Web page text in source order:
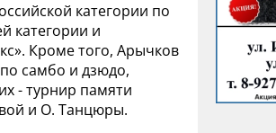
категории по
категории и
Кроме того, Арычков
самбо и дзюдо,
- турнир памяти
и О. Танцюры.